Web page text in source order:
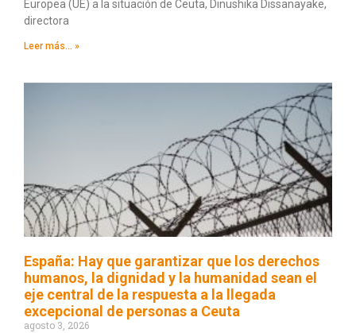
Europea (UE) a la situación de Ceuta, Dinushika Dissanayake,
directora
Leer más... »
España: Hay que garantizar que los derechos
humanos, la dignidad y la humanidad sean el
eje central de la respuesta a la llegada
excepcional de personas a Ceuta
agosto 3, 2026